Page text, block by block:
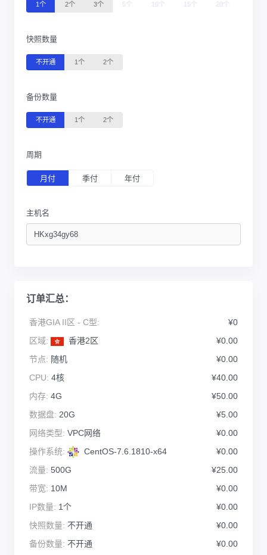
1个 2个 3个 5个 10个 15个 20个
快照数量
不开通 1个 2个
备份数量
不开通 1个 2个
周期
月付 季付 年付
主机名
订单汇总：
香港GIA II区 - C型:
¥0
区域:
香港2区
¥0.00
节点: 随机
¥0.00
CPU: 4核
¥40.00
内存: 4G
¥50.00
数据盘: 20G
¥5.00
网络类型: VPC网络
¥0.00
操作系统:
CentOS-7.6.1810-x64
¥0.00
流量: 500G
¥25.00
带宽: 10M
¥0.00
IP数量: 1个
¥0.00
快照数量: 不开通
¥0.00
备份数量: 不开通 ¥0.00